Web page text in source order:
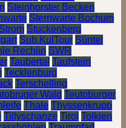
Steinhorster Becken
Sternwarte Bochum
Strom Stuckenberg
Sub.KulTour Süntel
Rechlin SWR
Taubertal Taufstein
Tecklenburg
Terschelling
Wald Teutoburger
Thale Thyssenkrupp
Tillyschanze Tirol Tolkien